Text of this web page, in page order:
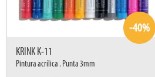
-40%
KRINK K-11
Pintura acrílica . Punta 3mm